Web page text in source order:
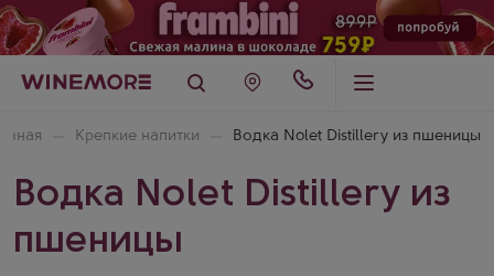
Крепкие напитки Водка Nolet Distillery из пшеницы
Водка Nolet Distillery из
пшеницы